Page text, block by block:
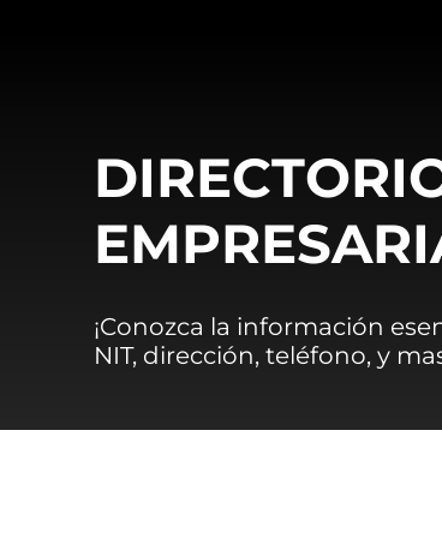
¡Conozca la información
NIT, dirección, teléfono, y